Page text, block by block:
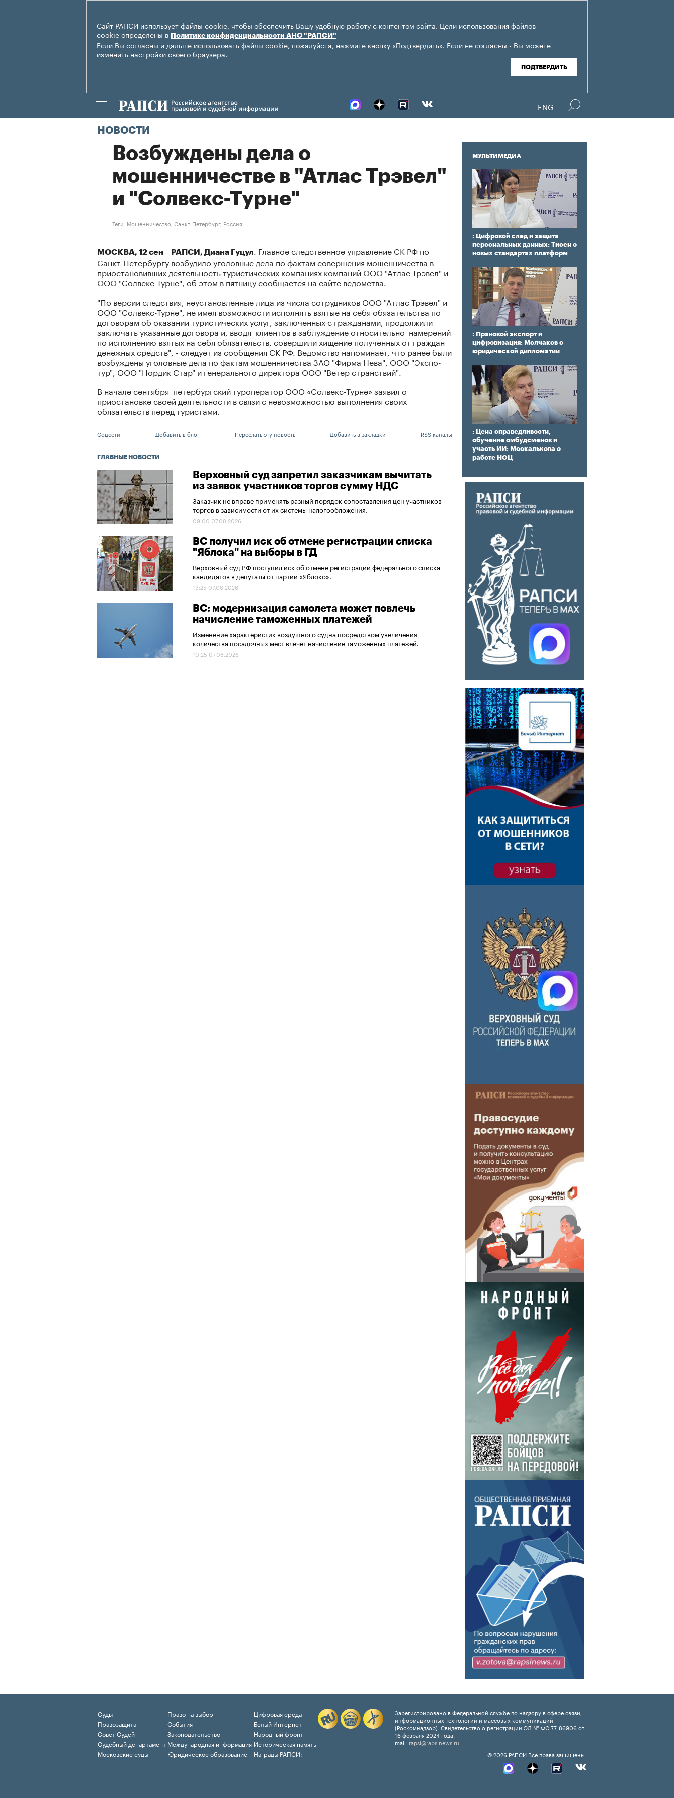
Сайт РАПСИ использует файлы cookie, чтобы обеспечить Вашу удобную работу с контентом сайта. Цели использования файлов
cookie определены в Политике конфиденциальности АНО "РАПСИ"
Если Вы согласны и дальше использовать файлы cookie, пожалуйста, нажмите кнопку «Подтвердить». Если не согласны - Вы можете
изменить настройки своего браузера.
ПОДТВЕРДИТЬ
ENG
НОВОСТИ
Возбуждены дела о
мошенничестве в "Атлас Трэвел"
и "Солвекс-Турне"
Теги: Мошенничество Санкт-Петербург, Россия
МОСКВА, 12 сен – РАПСИ, Диана Гуцул. Главное следственное управление СК РФ по
Санкт-Петербургу возбудило уголовные дела по фактам совершения мошенничества в
приостановивших деятельность туристических компаниях компаний ООО "Атлас Трэвел" и
ООО "Солвекс-Турне", об этом в пятницу сообщается на сайте ведомства.
"По версии следствия, неустановленные лица из числа сотрудников ООО "Атлас Трэвел" и
ООО "Солвекс-Турне", не имея возможности исполнять взятые на себя обязательства по
договорам об оказании туристических услуг, заключенных с гражданами, продолжили
заключать указанные договора и, вводя клиентов в заблуждение относительно намерений
по исполнению взятых на себя обязательств, совершили хищение полученных от граждан
денежных средств", - следует из сообщения СК РФ. Ведомство напоминает, что ранее были
возбуждены уголовные дела по фактам мошенничества ЗАО "Фирма Нева", ООО "Экспо-
тур", ООО "Нордик Стар" и генерального директора ООО "Ветер странствий".
В начале сентября петербургский туроператор ООО «Солвекс-Турне» заявил о
приостановке своей деятельности в связи с невозможностью выполнения своих
обязательств перед туристами.
Соцсети Добавить в блог Переслать эту новость Добавить в закладки RSS каналы
ГЛАВНЫЕ НОВОСТИ
Верховный суд запретил заказчикам вычитать
из заявок участников торгов сумму НДС
Заказчик не вправе применять разный порядок сопоставления цен участников
торгов в зависимости от их системы налогообложения.
09:00 07.08.2026
ВС получил иск об отмене регистрации списка
"Яблока" на выборы в ГД
Верховный суд РФ поступил иск об отмене регистрации федерального списка
кандидатов в депутаты от партии «Яблоко».
13:25 07.08.2026
ВС: модернизация самолета может повлечь
начисление таможенных платежей
Изменение характеристик воздушного судна посредством увеличения
количества посадочных мест влечет начисление таможенных платежей.
10:25 07.08.2026
МУЛЬТИМЕДИА
: Цифровой след и защита
персональных данных: Тисен о
новых стандартах платформ
: Правовой экспорт и
цифровизация: Молчаков о
юридической дипломатии
: Цена справедливости,
обучение омбудсменов и
участь ИИ: Москалькова о
работе НОЦ
Зарегистрировано в Федеральной службе по надзору в сфере связи,
информационных технологий и массовых коммуникаций
(Роскомнадзор). Свидетельство о регистрации ЭЛ № ФС 77-86906 от
16 февраля 2024 года.
mail: rapsi@rapsinews.ru
© 2026 РАПСИ Все права защищены.
Суды
Правозащита
Совет Судей
Судебный департамент
Московские суды
Право на выбор
События
Законодательство
Международная информация
Юридическое образование
Цифровая среда
Белый Интернет
Народный фронт
Историческая память
Награды РАПСИ: